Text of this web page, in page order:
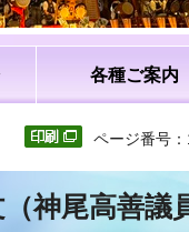
各種ご案内
ページ番号
神尾高善議